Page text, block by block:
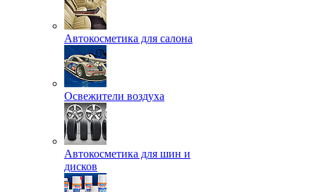
Автокосметика для салона
Освежители воздуха
Автокосметика для шин и
дисков